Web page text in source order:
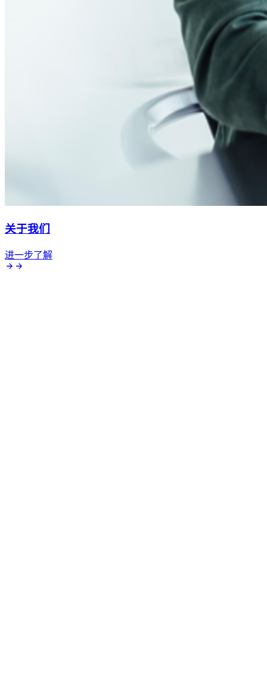
关于我们
进一步了解